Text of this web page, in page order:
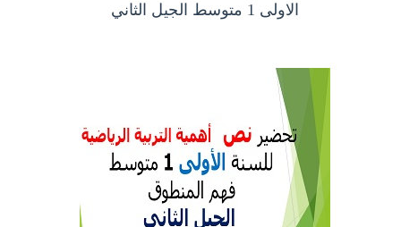
الاولى 1 متوسط الجيل الثاني